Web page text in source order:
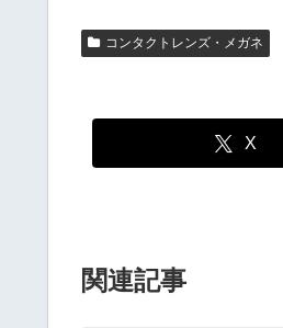
コンタクトレンズ・メガネ
X
関連記事